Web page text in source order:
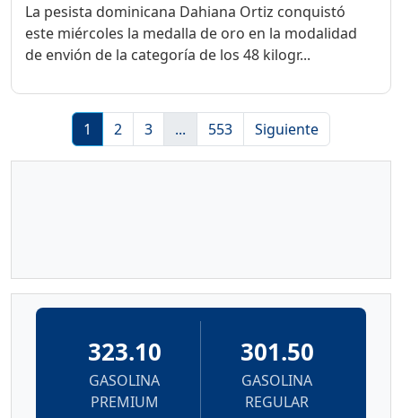
La pesista dominicana Dahiana Ortiz conquistó
este miércoles la medalla de oro en la modalidad
de envión de la categoría de los 48 kilogr...
1 2 3 ... 553 Siguiente
323.10
GASOLINA
PREMIUM
301.50
GASOLINA
REGULAR